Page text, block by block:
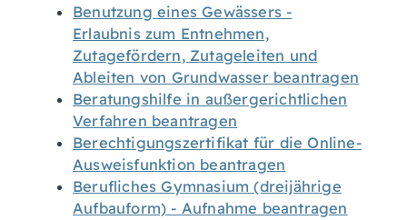
Benutzung eines Gewässers -
Erlaubnis zum Entnehmen,
Zutagefördern, Zutageleiten und
Ableiten von Grundwasser beantragen
Beratungshilfe in außergerichtlichen
Verfahren beantragen
Berechtigungszertifikat für die Online-
Ausweisfunktion beantragen
Berufliches Gymnasium (dreijährige
Aufbauform) - Aufnahme beantragen